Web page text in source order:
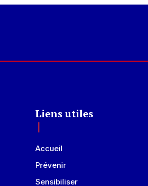
Liens utiles
Accueil
Prévenir
Sensibiliser